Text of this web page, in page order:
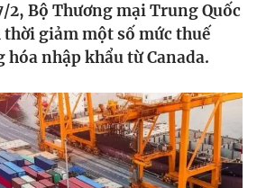
2, Bộ Thương mại Trung Quốc
giảm một số mức thuế
hóa nhập khẩu từ Canada.